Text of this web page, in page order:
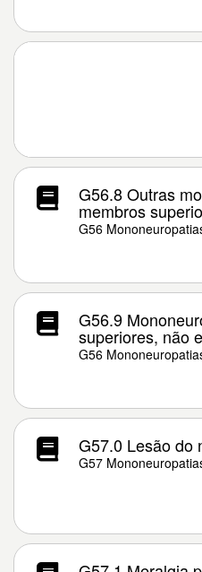
G56.8 Outras
membros
G56
G56.9
superiores, não
G56
G57.0 Lesão do
G57